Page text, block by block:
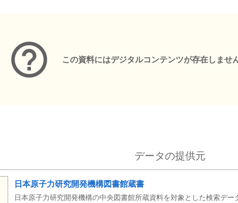
この資料にはデジタルコンテンツが存在しません
データの提供元
日本原子力研究開発機構図書館蔵書
日本原子力研究開発機構の中央図書館所蔵資料を対象とした検索デー